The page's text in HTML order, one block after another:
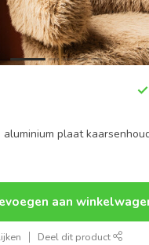
plaat
aan
Deel dit product